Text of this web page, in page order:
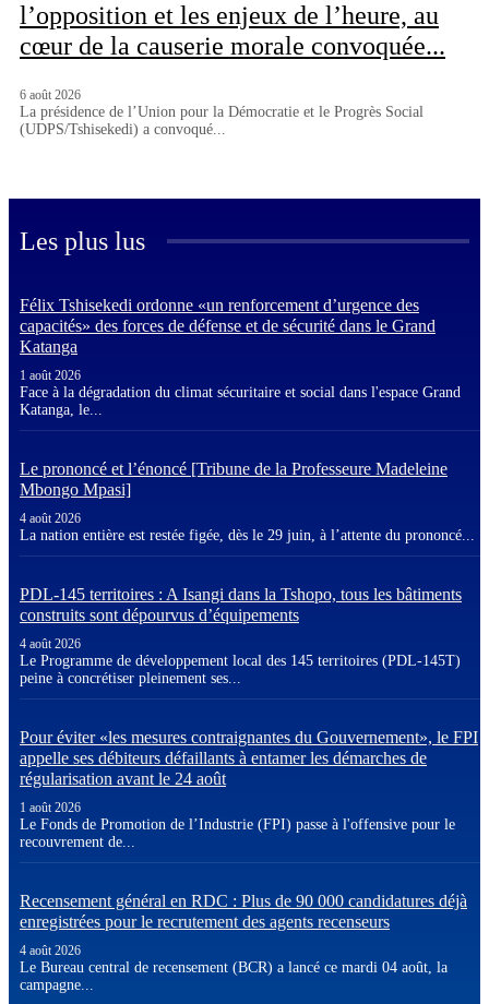
l’opposition et les enjeux de l’heure, au
cœur de la causerie morale convoquée...
6 août 2026
La présidence de l’Union pour la Démocratie et le Progrès Social
(UDPS/Tshisekedi) a convoqué...
Les plus lus
Félix Tshisekedi ordonne «un renforcement d’urgence des
capacités» des forces de défense et de sécurité dans le Grand
Katanga
1 août 2026
Face à la dégradation du climat sécuritaire et social dans l'espace Grand
Katanga, le...
Le prononcé et l’énoncé [Tribune de la Professeure Madeleine
Mbongo Mpasi]
4 août 2026
La nation entière est restée figée, dès le 29 juin, à l’attente du prononcé...
PDL-145 territoires : A Isangi dans la Tshopo, tous les bâtiments
construits sont dépourvus d’équipements
4 août 2026
Le Programme de développement local des 145 territoires (PDL-145T)
peine à concrétiser pleinement ses...
Pour éviter «les mesures contraignantes du Gouvernement», le FPI
appelle ses débiteurs défaillants à entamer les démarches de
régularisation avant le 24 août
1 août 2026
Le Fonds de Promotion de l’Industrie (FPI) passe à l'offensive pour le
recouvrement de...
Recensement général en RDC : Plus de 90 000 candidatures déjà
enregistrées pour le recrutement des agents recenseurs
4 août 2026
Le Bureau central de recensement (BCR) a lancé ce mardi 04 août, la
campagne...